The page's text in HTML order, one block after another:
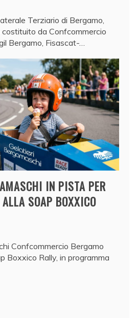
Terziario di Bergamo,
da Confcommercio
Bergamo, Fisascat-…
IN PISTA PER
SOAP BOXXICO
Confcommercio Bergamo
Boxxico Rally, in programma